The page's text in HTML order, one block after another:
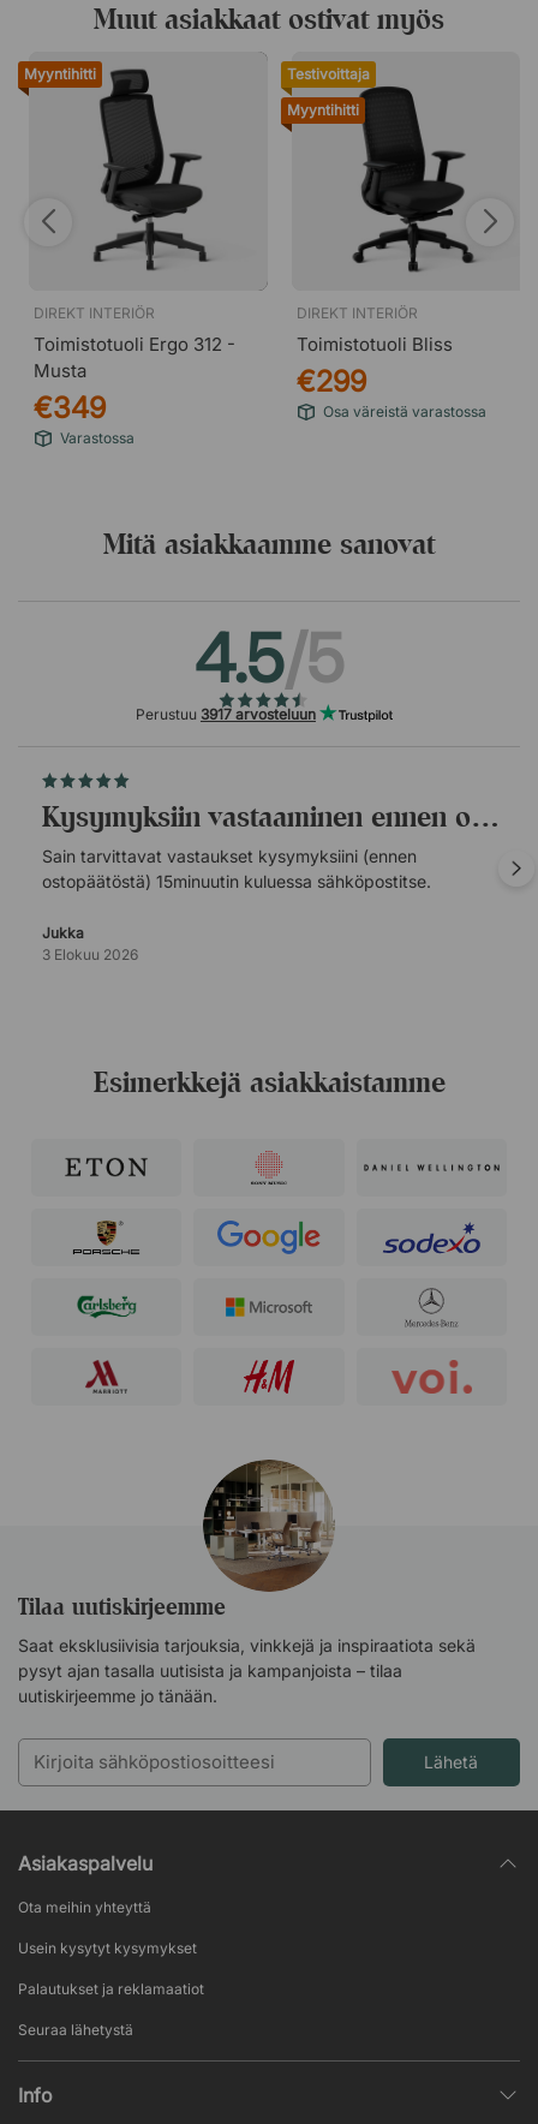
Muut asiakkaat ostivat myös
Myyntihitti
DIREKT INTERIÖR
Toimistotuoli Ergo 312 -
Musta
€349
Varastossa
Testivoittaja
Myyntihitti
DIREKT INTERIÖR
Toimistotuoli Bliss
€299
Osa väreistä varastossa
Mitä asiakkaamme sanovat
4.5/5
Perustuu 3917 arvosteluun
Kysymyksiin vastaaminen ennen ostopäätöstä.
Sain tarvittavat vastaukset kysymyksiini (ennen
ostopäätöstä) 15minuutin kuluessa sähköpostitse.
Jukka
3 Elokuu 2026
Esimerkkejä asiakkaistamme
Tilaa uutiskirjeemme
Saat eksklusiivisia tarjouksia, vinkkejä ja inspiraatiota sekä
pysyt ajan tasalla uutisista ja kampanjoista – tilaa
uutiskirjeemme jo tänään.
Lähetä
Asiakaspalvelu
Ota meihin yhteyttä
Usein kysytyt kysymykset
Palautukset ja reklamaatiot
Seuraa lähetystä
Info